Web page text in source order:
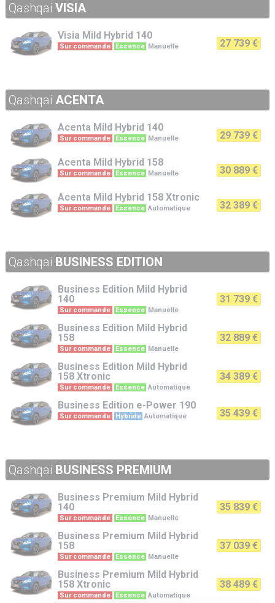
Qashqai VISIA
Visia Mild Hybrid 140
Sur commande Essence Manuelle 27 739 €
Qashqai ACENTA
Acenta Mild Hybrid 140
Sur commande Essence Manuelle 29 739 €
Acenta Mild Hybrid 158
Sur commande Essence Manuelle 30 889 €
Acenta Mild Hybrid 158 Xtronic
Sur commande Essence Automatique 32 389 €
Qashqai BUSINESS EDITION
Business Edition Mild Hybrid
140
Sur commande Essence Manuelle
31 739 €
Business Edition Mild Hybrid
158
Sur commande Essence Manuelle
32 889 €
Business Edition Mild Hybrid
158 Xtronic
Sur commande Essence Automatique
34 389 €
Business Edition e-Power 190
Sur commande Hybride Automatique 35 439 €
Qashqai BUSINESS PREMIUM
Business Premium Mild Hybrid
140
Sur commande Essence Manuelle
35 839 €
Business Premium Mild Hybrid
158
Sur commande Essence Manuelle
37 039 €
Business Premium Mild Hybrid
158 Xtronic
Sur commande Essence Automatique
38 489 €